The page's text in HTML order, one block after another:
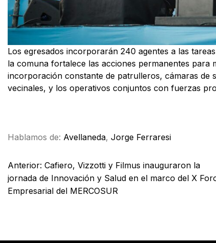
Los egresados incorporarán 240 agentes a las
la comuna fortalece las acciones permanentes para
incorporación constante de patrulleros, cámaras de
vecinales, y los operativos conjuntos con fuerzas
Hablamos de: Avellaneda, Jorge Ferraresi
Anterior: Cafiero, Vizzotti y Filmus inauguraron la
jornada de Innovación y Salud en el marco del X
Empresarial del MERCOSUR